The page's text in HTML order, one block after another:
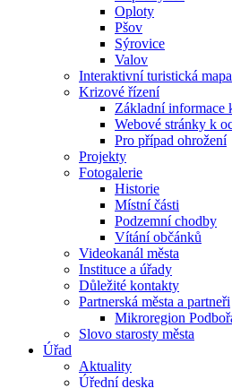
Oploty
Pšov
Sýrovice
Valov
Interaktivní turistická mapa
Krizové řízení
Základní informace
Webové stránky k
Pro případ ohrožení
Projekty
Fotogalerie
Historie
Místní části
Podzemní chodby
Vítání občánků
Videokanál města
Instituce a úřady
Důležité kontakty
Partnerská města a partneři
Mikroregion
Slovo starosty města
Úřad
Aktuality
Úřední deska